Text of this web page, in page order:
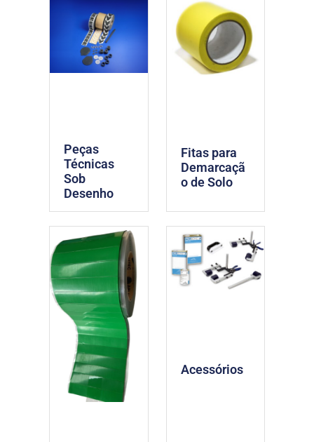
Peças
Técnicas
Sob
Desenho
Fitas para
Demarcaçã
o de Solo
Acessórios